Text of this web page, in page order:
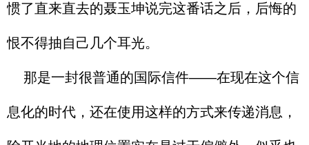
惯了直来直去的聂玉坤说完这番话之后，后悔的
恨不得抽自己几个耳光。
那是一封很普通的国际信件——在现在这个信
息化的时代，还在使用这样的方式来传递消息，